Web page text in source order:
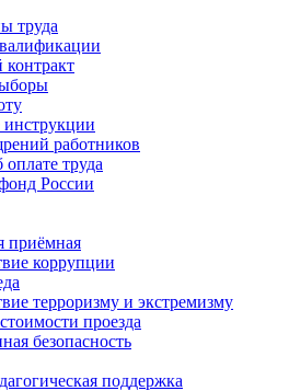
труда
работников
труда
России
приёмная
коррупции
терроризму и экстремизму
проезда
безопасность
поддержка